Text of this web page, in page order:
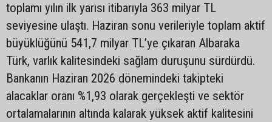
toplamı yılın ilk yarısı itibarıyla 363 milyar TL
seviyesine ulaştı. Haziran sonu verileriyle toplam aktif
büyüklüğünü 541,7 milyar TL’ye çıkaran Albaraka
Türk, varlık kalitesindeki sağlam duruşunu sürdürdü.
Bankanın Haziran 2026 dönemindeki takipteki
alacaklar oranı %1,93 olarak gerçekleşti ve sektör
ortalamalarının altında kalarak yüksek aktif kalitesini